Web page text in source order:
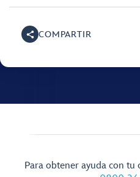
COMPARTIR
Para obtener ayuda con tu